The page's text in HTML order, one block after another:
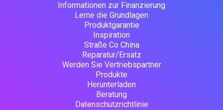
Informationen zur Finanzierung
Lerne die Grundlagen
Produktgarantie
Inspiration
Straße Co China
Reparatur/Ersatz
Werden Sie Vertriebspartner
Produkte
Herunterladen
Beratung
Datenschutzrichtlinie